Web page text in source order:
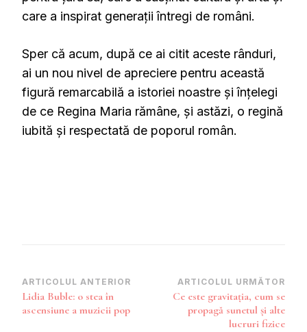
care a inspirat generații întregi de români.
Sper că acum, după ce ai citit aceste rânduri,
ai un nou nivel de apreciere pentru această
figură remarcabilă a istoriei noastre și înțelegi
de ce Regina Maria rămâne, și astăzi, o regină
iubită și respectată de poporul român.
Navigare
în
ARTICOLUL ANTERIOR
Lidia Buble: o stea în
ascensiune a muzicii pop
ARTICOLUL URMĂTOR
Ce este gravitația, cum se
propagă sunetul și alte
lucruri fizice